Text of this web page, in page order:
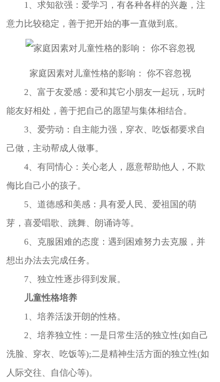
1、求知欲强：爱学习，有各种各样的兴趣，注
意力比较稳定，善于把开始的事一直做到底。
家庭因素对儿童性格的影响： 你不容忽视
2、富于友爱感：爱和其它小朋友一起玩，玩时
能友好相处，善于把自己的愿望与集体相结合。
3、爱劳动：自主能力强，穿衣、吃饭都要求自
己做，主动帮成人做事。
4、有同情心：关心老人，愿意帮助他人，不欺
侮比自己小的孩子。
5、道德感和美感：具有爱人民、爱祖国的萌
芽，喜爱唱歌、跳舞、朗诵诗等。
6、克服困难的态度：遇到困难努力去克服，并
想出办法去完成任务。
7、独立性逐步得到发展。
儿童性格培养
1、培养活泼开朗的性格。
2、培养独立性：一是日常生活的独立性(如自己
洗脸、穿衣、吃饭等);二是精神生活方面的独立性(如
人际交往、自信心等)。